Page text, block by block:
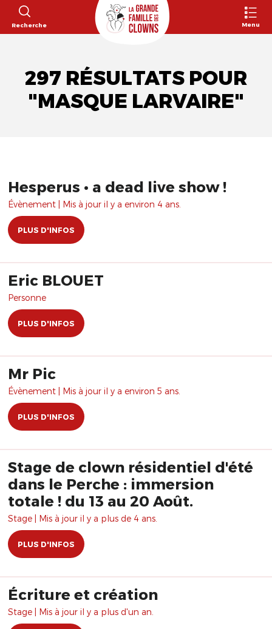
Recherche Menu
297 RÉSULTATS POUR
"MASQUE LARVAIRE"
Hesperus • a dead live show !
Évènement | Mis à jour il y a environ 4 ans.
PLUS D'INFOS
Eric BLOUET
Personne
PLUS D'INFOS
Mr Pic
Évènement | Mis à jour il y a environ 5 ans.
PLUS D'INFOS
Stage de clown résidentiel d'été
dans le Perche : immersion
totale ! du 13 au 20 Août.
Stage | Mis à jour il y a plus de 4 ans.
PLUS D'INFOS
Écriture et création
Stage | Mis à jour il y a plus d'un an.